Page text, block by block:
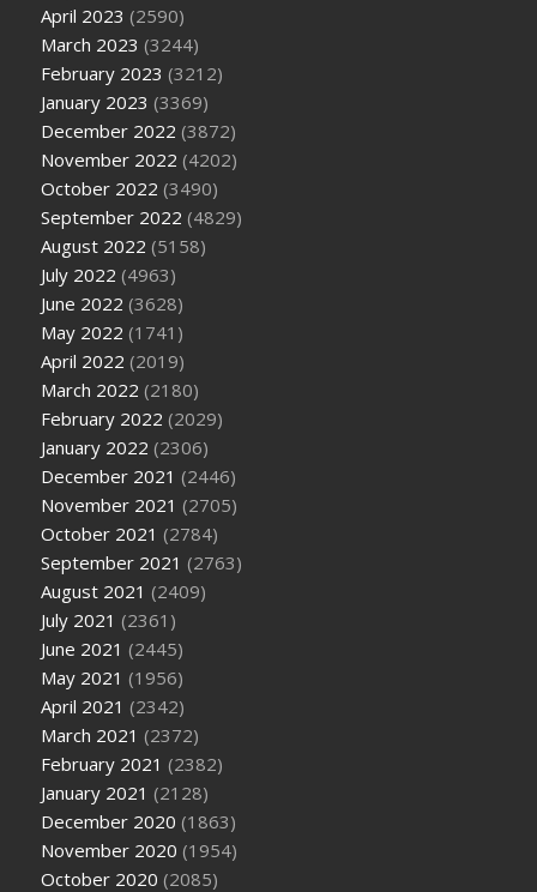
April 2023 (2590)
March 2023 (3244)
February 2023 (3212)
January 2023 (3369)
December 2022 (3872)
November 2022 (4202)
October 2022 (3490)
September 2022 (4829)
August 2022 (5158)
July 2022 (4963)
June 2022 (3628)
May 2022 (1741)
April 2022 (2019)
March 2022 (2180)
February 2022 (2029)
January 2022 (2306)
December 2021 (2446)
November 2021 (2705)
October 2021 (2784)
September 2021 (2763)
August 2021 (2409)
July 2021 (2361)
June 2021 (2445)
May 2021 (1956)
April 2021 (2342)
March 2021 (2372)
February 2021 (2382)
January 2021 (2128)
December 2020 (1863)
November 2020 (1954)
October 2020 (2085)